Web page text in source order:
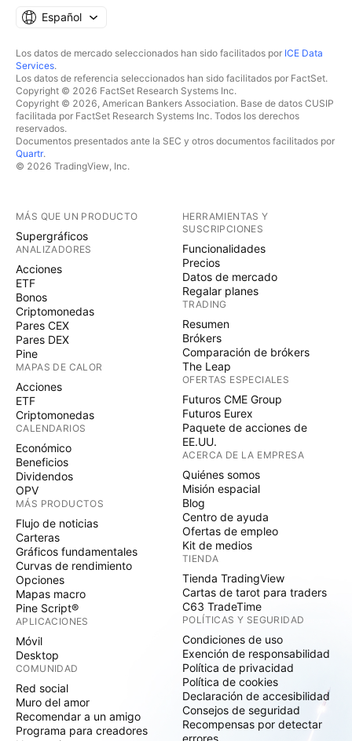
Español
Los datos de mercado seleccionados han sido facilitados por ICE Data
Services.
Los datos de referencia seleccionados han sido facilitados por FactSet.
Copyright © 2026 FactSet Research Systems Inc.
Copyright © 2026, American Bankers Association. Base de datos CUSIP
facilitada por FactSet Research Systems Inc. Todos los derechos
reservados.
Documentos presentados ante la SEC y otros documentos facilitados por
Quartr.
© 2026 TradingView, Inc.
MÁS QUE UN PRODUCTO
Supergráficos
ANALIZADORES
Acciones
ETF
Bonos
Criptomonedas
Pares CEX
Pares DEX
Pine
MAPAS DE CALOR
Acciones
ETF
Criptomonedas
CALENDARIOS
Económico
Beneficios
Dividendos
OPV
MÁS PRODUCTOS
Flujo de noticias
Carteras
Gráficos fundamentales
Curvas de rendimiento
Opciones
Mapas macro
Pine Script®
APLICACIONES
Móvil
Desktop
COMUNIDAD
Red social
Muro del amor
Recomendar a un amigo
Programa para creadores
HERRAMIENTAS Y
SUSCRIPCIONES
Funcionalidades
Precios
Datos de mercado
Regalar planes
TRADING
Resumen
Brókers
Comparación de brókers
The Leap
OFERTAS ESPECIALES
Futuros CME Group
Futuros Eurex
Paquete de acciones de
EE.UU.
ACERCA DE LA EMPRESA
Quiénes somos
Misión espacial
Blog
Centro de ayuda
Ofertas de empleo
Kit de medios
TIENDA
Tienda TradingView
Cartas de tarot para traders
C63 TradeTime
POLÍTICAS Y SEGURIDAD
Condiciones de uso
Exención de responsabilidad
Política de privacidad
Política de cookies
Declaración de accesibilidad
Consejos de seguridad
Recompensas por detectar
errores